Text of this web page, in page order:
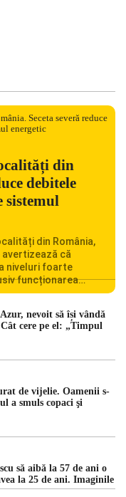
din
debitele
sistemul
din România,
că
niveluri foarte
funcționarea
se confruntă
punct de vedere
nevoit să își vândă
cere pe el: „Timpul
de vijelie. Oamenii s-
a smuls copaci şi
să aibă la 57 de ani o
la 25 de ani. Imaginile